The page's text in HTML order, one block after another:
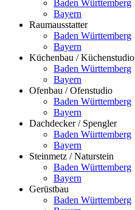
Baden Württemberg
Bayern
Raumausstatter
Baden Württemberg
Bayern
Küchenbau / Küchenstudio
Baden Württemberg
Bayern
Ofenbau / Ofenstudio
Baden Württemberg
Bayern
Dachdecker / Spengler
Baden Württemberg
Bayern
Steinmetz / Naturstein
Baden Württemberg
Bayern
Gerüstbau
Baden Württemberg